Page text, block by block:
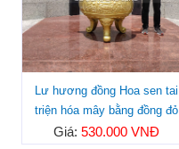
Lư hương đồng Hoa sen tai
triện hóa mây bằng đồng đỏ
Giá: 530.000 VNĐ